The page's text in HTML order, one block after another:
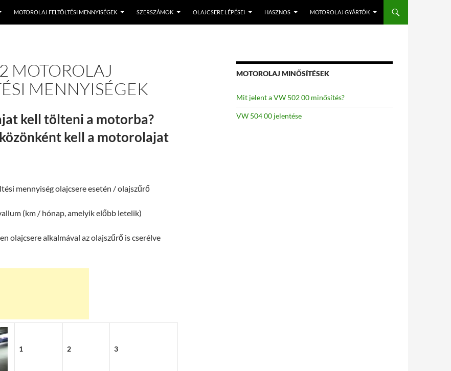
MOTOROLAJ FELTÖLTÉSI MENNYISÉGEK SZERSZÁMOK OLAJCSERE LÉPÉSEI HASZNOS MOTOROLAJ GYÁRTÓK
MOTOROLAJ
MENNYISÉGEK
kell tölteni a motorba?
kell a motorolajat
mennyiség olajcsere esetén / olajszűrő
(km / hónap, amelyik előbb letelik)
olajcsere alkalmával az olajszűrő is cserélve
1 2 3
MOTOROLAJ MINŐSÍTÉSEK
Mit jelent a VW 502 00 minősítés?
VW 504 00 jelentése